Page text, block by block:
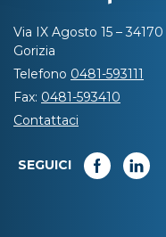
Via IX Agosto 15 – 34170
Gorizia
Telefono 0481-593111
Fax: 0481-593410
Contattaci
SEGUICI